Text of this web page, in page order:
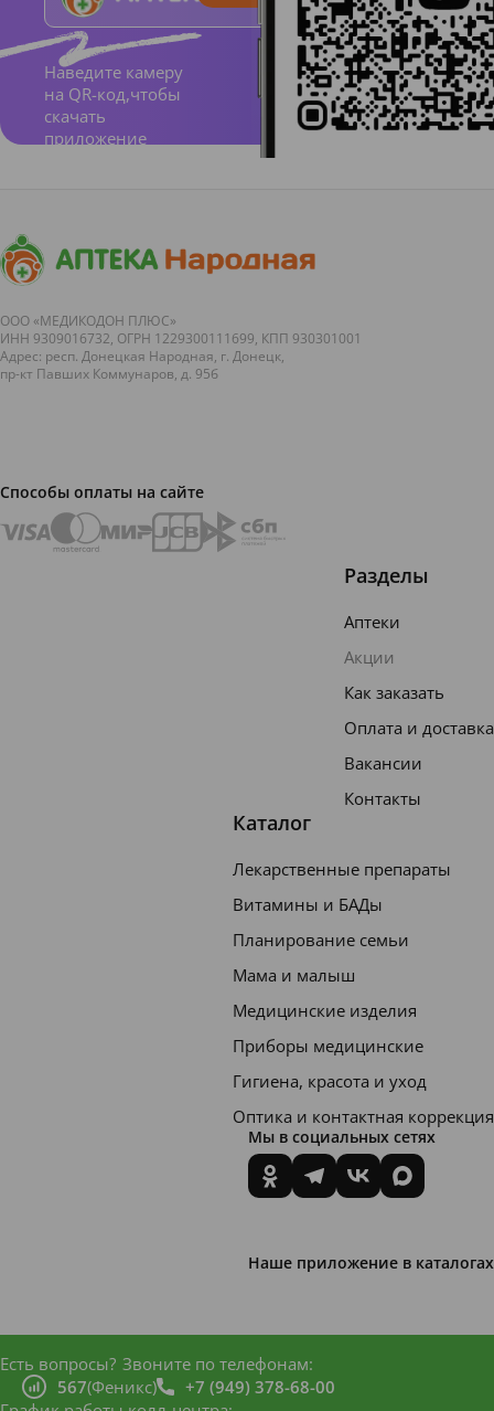
Наведите камеру
на QR-код,чтобы
скачать
приложение
ООО «МЕДИКОДОН ПЛЮС»
ИНН 9309016732, ОГРН 1229300111699, КПП 930301001
Адрес: респ. Донецкая Народная, г. Донецк,
пр-кт Павших Коммунаров, д. 95б
Способы оплаты на сайте
Разделы
Аптеки
Акции
Как заказать
Оплата и доставка
Вакансии
Контакты
Каталог
Лекарственные препараты
Витамины и БАДы
Планирование семьи
Мама и малыш
Медицинские изделия
Приборы медицинские
Гигиена, красота и уход
Оптика и контактная коррекция
Мы в социальных сетях
Наше приложение в каталогах
Есть вопросы? Звоните по телефонам:
567(Феникс)
+7 (949) 378-68-00